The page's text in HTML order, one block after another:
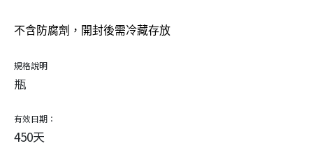
不含防腐劑，開封後需冷藏存放
規格說明
瓶
有效日期：
450天